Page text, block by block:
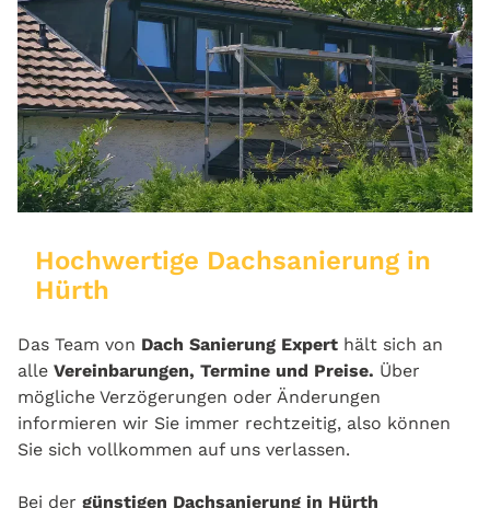
Hochwertige Dachsanierung in
Hürth
Das Team von Dach Sanierung Expert hält sich an
alle Vereinbarungen, Termine und Preise. Über
mögliche Verzögerungen oder Änderungen
informieren wir Sie immer rechtzeitig, also können
Sie sich vollkommen auf uns verlassen.
Bei der günstigen Dachsanierung in Hürth